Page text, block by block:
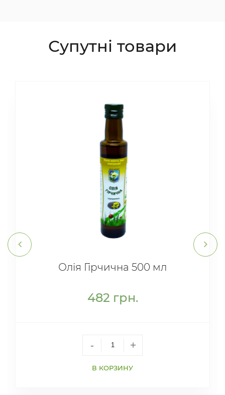
Супутні товари
Олія Гірчична 500 мл
482 грн.
- +
В КОРЗИНУ